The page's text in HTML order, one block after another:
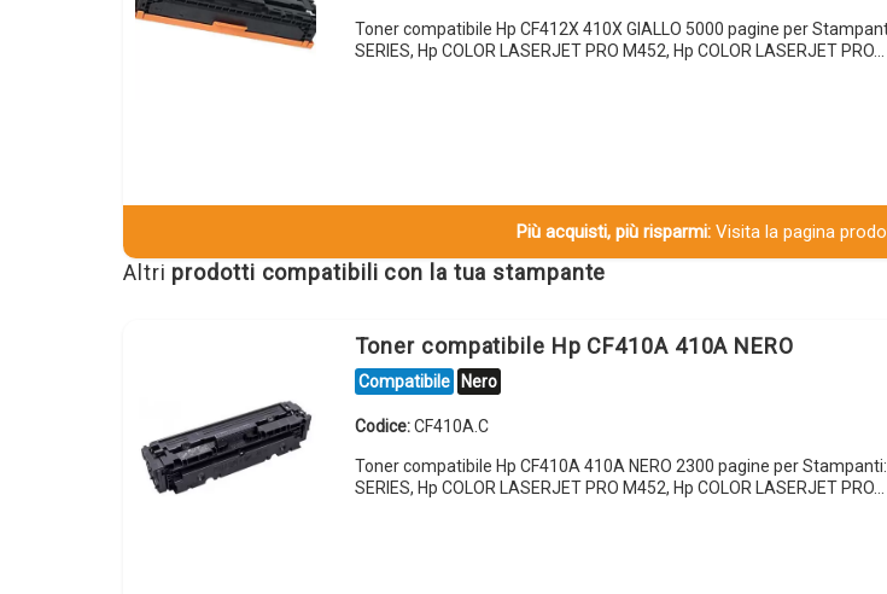
Toner compatibile Hp CF412X 410X GIALLO 5000 pagine per
SERIES, Hp COLOR LASERJET PRO M452, Hp COLOR LASERJET PRO…
Più acquisti, più risparmi:Visita la pagina
Altri prodotti compatibili con la tua stampante
Toner compatibile Hp CF410A 410A NERO
Compatibile Nero
Codice:CF410A.C
Toner compatibile Hp CF410A 410A NERO 2300 pagine per Stampanti:
SERIES, Hp COLOR LASERJET PRO M452, Hp COLOR LASERJET PRO…